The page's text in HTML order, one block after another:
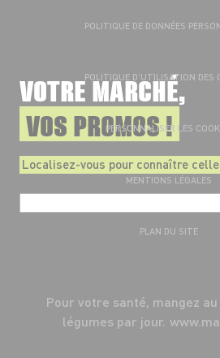
VOTRE MARCHÉ,
VOS PROMOS !
Localisez-vous pour connaître
POLITIQUE DE DONNÉES
POLITIQUE D’UTILISATION DES
PERSONNALISER LES
MENTIONS LÉGALES
PLAN DU SITE
Pour votre santé, mangez
légumes par jour.